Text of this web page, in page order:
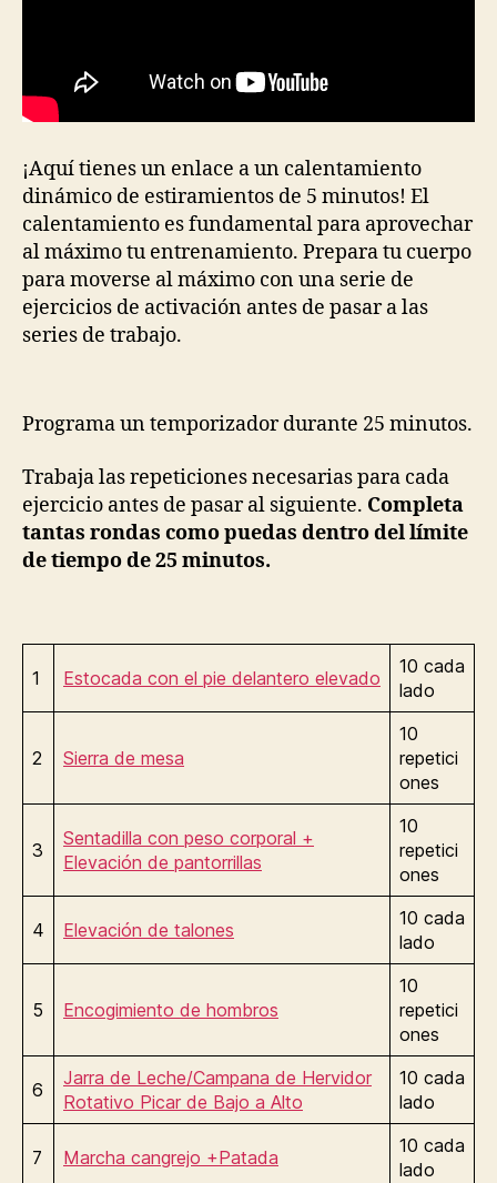
¡Aquí tienes un enlace a un calentamiento
dinámico de estiramientos de 5 minutos! El
calentamiento es fundamental para aprovechar
al máximo tu entrenamiento. Prepara tu cuerpo
para moverse al máximo con una serie de
ejercicios de activación antes de pasar a las
series de trabajo.
Programa un temporizador durante 25 minutos.
Trabaja las repeticiones necesarias para cada
ejercicio antes de pasar al siguiente. Completa
tantas rondas como puedas dentro del límite
de tiempo de 25 minutos.
1 Estocada con el pie delantero elevado
10 cada
lado
2 Sierra de mesa
10
repetici
ones
3
Sentadilla con peso corporal +
Elevación de pantorrillas
10
repetici
ones
4 Elevación de talones
10 cada
lado
5 Encogimiento de hombros
10
repetici
ones
6
Jarra de Leche/Campana de Hervidor
Rotativo Picar de Bajo a Alto
10 cada
lado
7 Marcha cangrejo +Patada
10 cada
lado